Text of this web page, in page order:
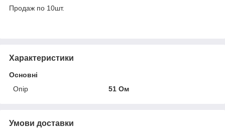
Продаж по 10шт.
Характеристики
Основні
Опір
51 Ом
Умови доставки